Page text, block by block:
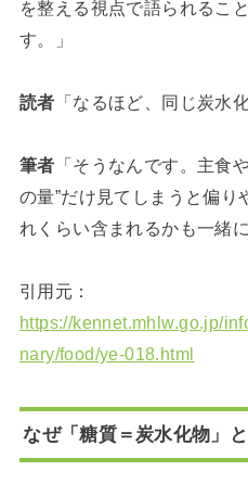
を整える視点で語られるこ
す。」
読者 「なるほど、同じ炭水
筆者 「そうなんです。主食
の量”だけ見てしまうと偏
れくらい含まれるかも一緒
引用元：
https://kennet.mhlw.go.jp/
nary/food/ye-018.html
なぜ「糖質＝炭水化物」